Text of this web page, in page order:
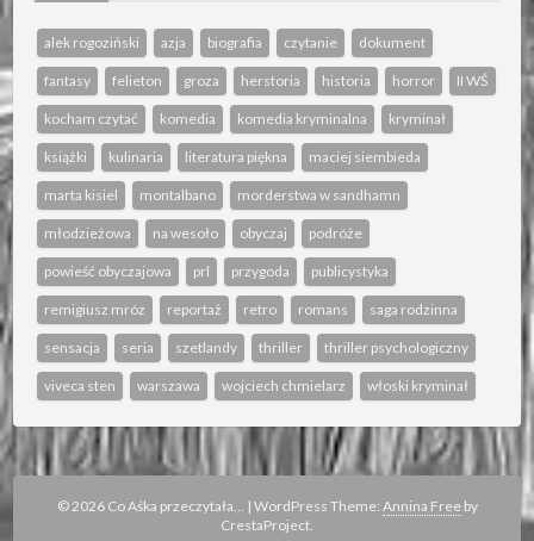
alek rogoziński azja biografia czytanie dokument
fantasy felieton groza herstoria historia horror II WŚ
kocham czytać komedia komedia kryminalna kryminał
książki kulinaria literatura piękna maciej siembieda
marta kisiel montalbano morderstwa w sandhamn
młodzieżowa na wesoło obyczaj podróże
powieść obyczajowa prl przygoda publicystyka
remigiusz mróz reportaż retro romans saga rodzinna
sensacja seria szetlandy thriller thriller psychologiczny
viveca sten warszawa wojciech chmielarz włoski kryminał
© 2026 Co Aśka przeczytała... | WordPress Theme: Annina Freeby
CrestaProject.